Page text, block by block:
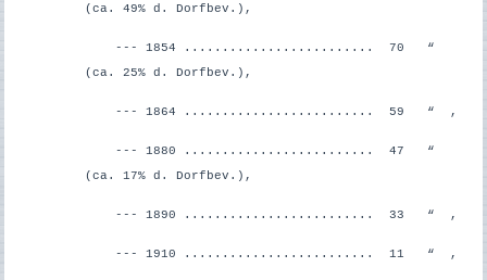
(ca. 49% d. Dorfbev.),
--- 1854 ......................... 70 “
(ca. 25% d. Dorfbev.),
--- 1864 ......................... 59 “ ,
--- 1880 ......................... 47 “
(ca. 17% d. Dorfbev.),
--- 1890 ................... ...... 33 “ ,
--- 1910 ......................... 11 “ ,